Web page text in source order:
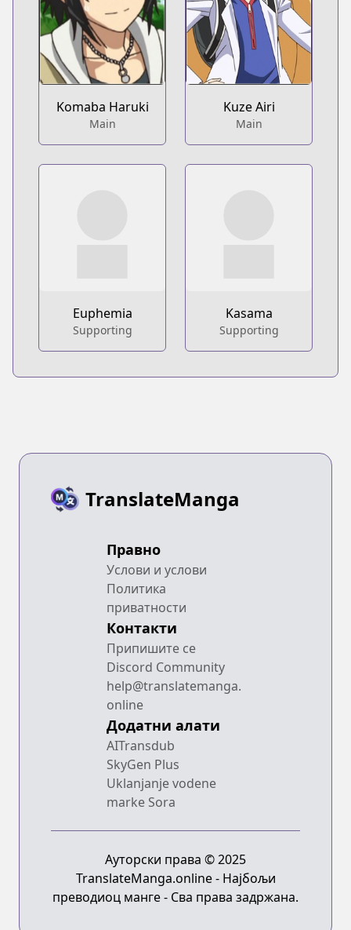
Komaba Haruki
Main
Kuze Airi
Main
Euphemia
Supporting
Kasama
Supporting
TranslateManga
Правно
Услови и услови
Политика
приватности
Контакти
Припишите се
Discord Community
help@translatemanga.
online
Додатни алати
AITransdub
SkyGen Plus
Uklanjanje vodene
marke Sora
Ауторски права © 2025
TranslateManga.online - Најбољи
преводиоц манге - Сва права задржана.